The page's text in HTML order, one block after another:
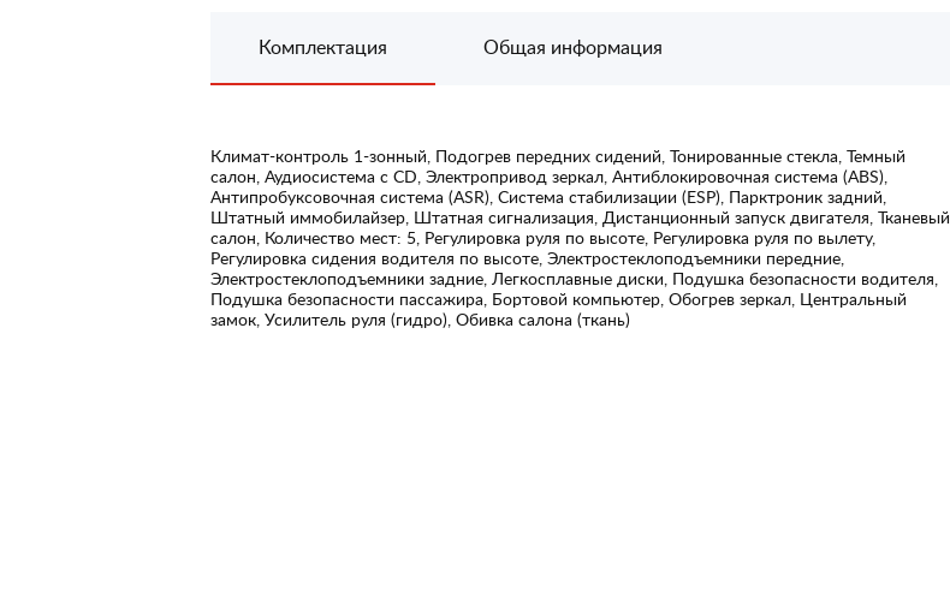
Комплектация Общая информация
Климат-контроль 1-зонный, Подогрев передних сидений, Тонированные стекла, Темный
салон, Аудиосистема с CD, Электропривод зеркал, Антиблокировочная система (ABS),
Антипробуксовочная система (ASR), Система стабилизации (ESP), Парктроник задний,
Штатный иммобилайзер, Штатная сигнализация, Дистанционный запуск двигателя, Тканевый
салон, Количество мест: 5, Регулировка руля по высоте, Регулировка руля по вылету,
Регулировка сидения водителя по высоте, Электростеклоподъемники передние,
Электростеклоподъемники задние, Легкосплавные диски, Подушка безопасности водителя,
Подушка безопасности пассажира, Бортовой компьютер, Обогрев зеркал, Центральный
замок, Усилитель руля (гидро), Обивка салона (ткань)